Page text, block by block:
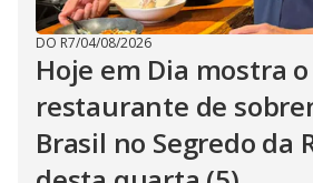
DO R7/04/08/2026
Hoje em Dia mostra
restaurante de
Brasil no Segredo da